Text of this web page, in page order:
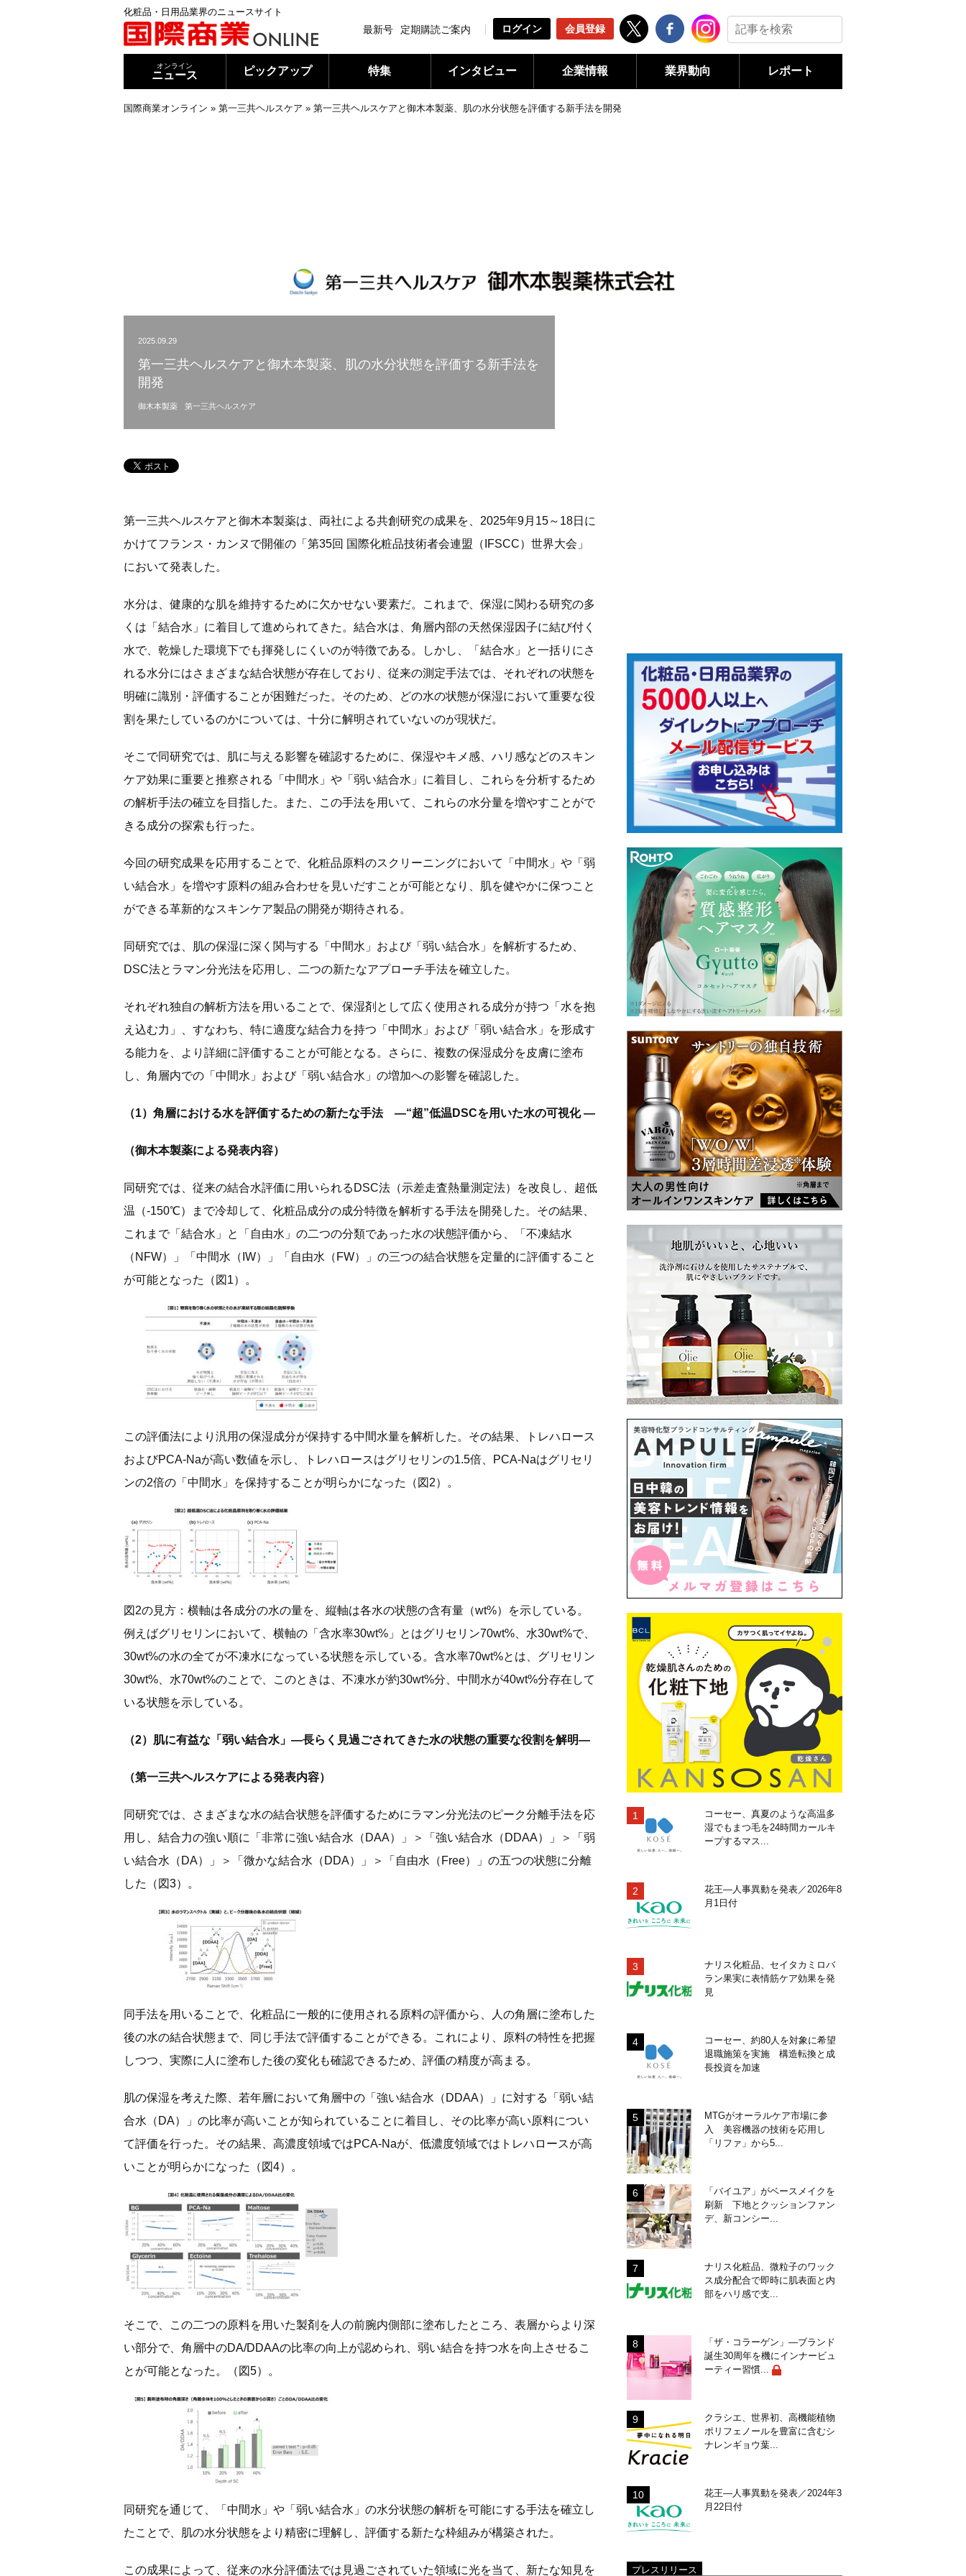
化粧品・日用品業界のニュースサイト
最新号 定期購読ご案内 ログイン 会員登録
オンライン
ニュース ピックアップ 特集 インタビュー 企業情報 業界動向 レポート
国際商業オンライン » 第一三共ヘルスケア » 第一三共ヘルスケアと御木本製薬、肌の水分状態を評価する新手法を開発
2025.09.29
第一三共ヘルスケアと御木本製薬、肌の水分状態を評価する新手法を
開発
御木本製薬 第一三共ヘルスケア
第一三共ヘルスケアと御木本製薬は、両社による共創研究の成果を、2025年9月15～18日に
かけてフランス・カンヌで開催の「第35回 国際化粧品技術者会連盟（IFSCC）世界大会」
において発表した。
水分は、健康的な肌を維持するために欠かせない要素だ。これまで、保湿に関わる研究の多
くは「結合水」に着目して進められてきた。結合水は、角層内部の天然保湿因子に結び付く
水で、乾燥した環境下でも揮発しにくいのが特徴である。しかし、「結合水」と一括りにさ
れる水分にはさまざまな結合状態が存在しており、従来の測定手法では、それぞれの状態を
明確に識別・評価することが困難だった。そのため、どの水の状態が保湿において重要な役
割を果たしているのかについては、十分に解明されていないのが現状だ。
そこで同研究では、肌に与える影響を確認するために、保湿やキメ感、ハリ感などのスキン
ケア効果に重要と推察される「中間水」や「弱い結合水」に着目し、これらを分析するため
の解析手法の確立を目指した。また、この手法を用いて、これらの水分量を増やすことがで
きる成分の探索も行った。
今回の研究成果を応用することで、化粧品原料のスクリーニングにおいて「中間水」や「弱
い結合水」を増やす原料の組み合わせを見いだすことが可能となり、肌を健やかに保つこと
ができる革新的なスキンケア製品の開発が期待される。
同研究では、肌の保湿に深く関与する「中間水」および「弱い結合水」を解析するため、
DSC法とラマン分光法を応用し、二つの新たなアプローチ手法を確立した。
それぞれ独自の解析方法を用いることで、保湿剤として広く使用される成分が持つ「水を抱
え込む力」、すなわち、特に適度な結合力を持つ「中間水」および「弱い結合水」を形成す
る能力を、より詳細に評価することが可能となる。さらに、複数の保湿成分を皮膚に塗布
し、角層内での「中間水」および「弱い結合水」の増加への影響を確認した。
（1）角層における水を評価するための新たな手法 —“超”低温DSCを用いた水の可視化 —
（御木本製薬による発表内容）
同研究では、従来の結合水評価に用いられるDSC法（示差走査熱量測定法）を改良し、超低
温（-150℃）まで冷却して、化粧品成分の成分特徴を解析する手法を開発した。その結果、
これまで「結合水」と「自由水」の二つの分類であった水の状態評価から、「不凍結水
（NFW）」「中間水（IW）」「自由水（FW）」の三つの結合状態を定量的に評価すること
が可能となった（図1）。
この評価法により汎用の保湿成分が保持する中間水量を解析した。その結果、トレハロース
およびPCA-Naが高い数値を示し、トレハロースはグリセリンの1.5倍、PCA-Naはグリセリ
ンの2倍の「中間水」を保持することが明らかになった（図2）。
図2の見方：横軸は各成分の水の量を、縦軸は各水の状態の含有量（wt%）を示している。
例えばグリセリンにおいて、横軸の「含水率30wt%」とはグリセリン70wt%、水30wt%で、
30wt%の水の全てが不凍水になっている状態を示している。含水率70wt%とは、グリセリン
30wt%、水70wt%のことで、このときは、不凍水が約30wt%分、中間水が40wt%分存在して
いる状態を示している。
（2）肌に有益な「弱い結合水」—長らく見過ごされてきた水の状態の重要な役割を解明—
（第一三共ヘルスケアによる発表内容）
同研究では、さまざまな水の結合状態を評価するためにラマン分光法のピーク分離手法を応
用し、結合力の強い順に「非常に強い結合水（DAA）」＞「強い結合水（DDAA）」＞「弱
い結合水（DA）」＞「微かな結合水（DDA）」＞「自由水（Free）」の五つの状態に分離
した（図3）。
同手法を用いることで、化粧品に一般的に使用される原料の評価から、人の角層に塗布した
後の水の結合状態まで、同じ手法で評価することができる。これにより、原料の特性を把握
しつつ、実際に人に塗布した後の変化も確認できるため、評価の精度が高まる。
肌の保湿を考えた際、若年層において角層中の「強い結合水（DDAA）」に対する「弱い結
合水（DA）」の比率が高いことが知られていることに着目し、その比率が高い原料につい
て評価を行った。その結果、高濃度領域ではPCA-Naが、低濃度領域ではトレハロースが高
いことが明らかになった（図4）。
そこで、この二つの原料を用いた製剤を人の前腕内側部に塗布したところ、表層からより深
い部分で、角層中のDA/DDAAの比率の向上が認められ、弱い結合を持つ水を向上させるこ
とが可能となった。（図5）。
同研究を通じて、「中間水」や「弱い結合水」の水分状態の解析を可能にする手法を確立し
たことで、肌の水分状態をより精密に理解し、評価する新たな枠組みが構築された。
この成果によって、従来の水分評価法では見過ごされていた領域に光を当て、新たな知見を
コーセー、真夏のような高温多
湿でもまつ毛を24時間カールキ
ープするマス...
花王―人事異動を発表／2026年8
月1日付
ナリス化粧品、セイタカミロバ
ラン果実に表情筋ケア効果を発
見
コーセー、約80人を対象に希望
退職施策を実施 構造転換と成
長投資を加速
MTGがオーラルケア市場に参
入 美容機器の技術を応用し
「リファ」から5...
「バイユア」がベースメイクを
刷新 下地とクッションファン
デ、新コンシー...
ナリス化粧品、微粒子のワック
ス成分配合で即時に肌表面と内
部をハリ感で支...
「ザ・コラーゲン」―ブランド
誕生30周年を機にインナービュ
ーティー習慣...
クラシエ、世界初、高機能植物
ポリフェノールを豊富に含むシ
ナレンギョウ葉...
花王―人事異動を発表／2024年3
月22日付
プレスリリース